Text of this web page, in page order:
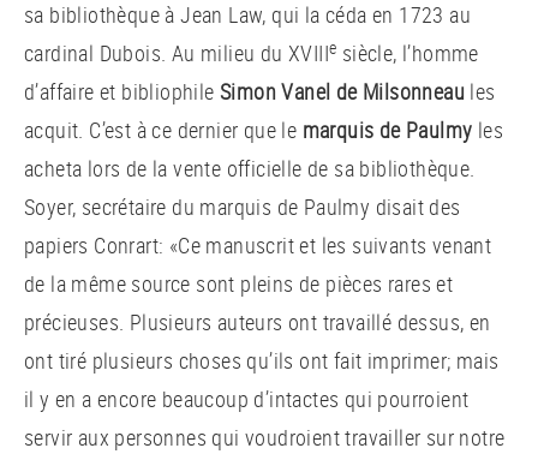
sa bibliothèque à Jean Law, qui la céda en 1723 au
cardinal Dubois. Au milieu du XVIIIe siècle, l’homme
d’affaire et bibliophile Simon Vanel de Milsonneau les
acquit. C’est à ce dernier que le marquis de Paulmy les
acheta lors de la vente officielle de sa bibliothèque.
Soyer, secrétaire du marquis de Paulmy disait des
papiers Conrart: «Ce manuscrit et les suivants venant
de la même source sont pleins de pièces rares et
précieuses. Plusieurs auteurs ont travaillé dessus, en
ont tiré plusieurs choses qu’ils ont fait imprimer; mais
il y en a encore beaucoup d’intactes qui pourroient
servir aux personnes qui voudroient travailler sur notre